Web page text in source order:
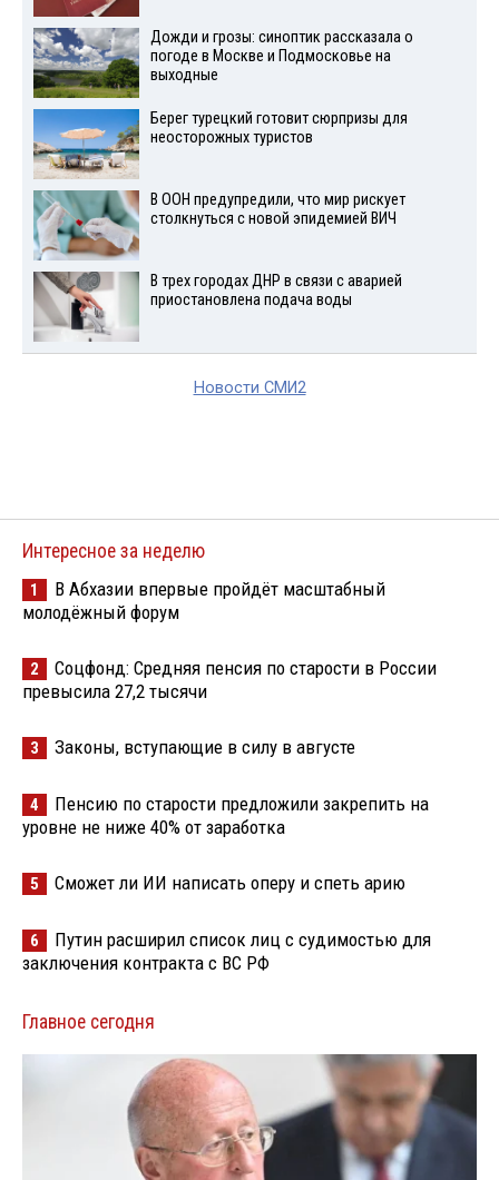
Дожди и грозы: синоптик рассказала о
погоде в Москве и Подмосковье на
выходные
Берег турецкий готовит сюрпризы для
неосторожных туристов
В ООН предупредили, что мир рискует
столкнуться с новой эпидемией ВИЧ
В трех городах ДНР в связи с аварией
приостановлена подача воды
Новости СМИ2
Интересное за неделю
1
В Абхазии впервые пройдёт масштабный
молодёжный форум
2
Соцфонд: Средняя пенсия по старости в России
превысила 27,2 тысячи
3 Законы, вступающие в силу в августе
4
Пенсию по старости предложили закрепить на
уровне не ниже 40% от заработка
5 Сможет ли ИИ написать оперу и спеть арию
6
Путин расширил список лиц с судимостью для
заключения контракта с ВС РФ
Главное сегодня